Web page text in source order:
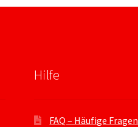
Hilfe
FAQ – Häufige Fragen